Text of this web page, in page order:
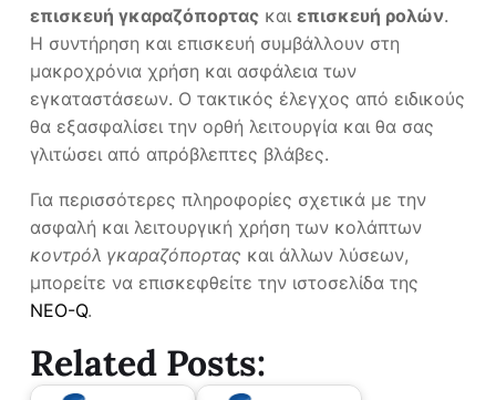
επισκευή γκαραζόπορτας και επισκευή ρολών.
Η συντήρηση και επισκευή συμβάλλουν στη
μακροχρόνια χρήση και ασφάλεια των
εγκαταστάσεων. Ο τακτικός έλεγχος από ειδικούς
θα εξασφαλίσει την ορθή λειτουργία και θα σας
γλιτώσει από απρόβλεπτες βλάβες.
Για περισσότερες πληροφορίες σχετικά με την
ασφαλή και λειτουργική χρήση των κολάπτων
κοντρόλ γκαραζόπορτας και άλλων λύσεων,
μπορείτε να επισκεφθείτε την ιστοσελίδα της
NEO-Q.
Related Posts: